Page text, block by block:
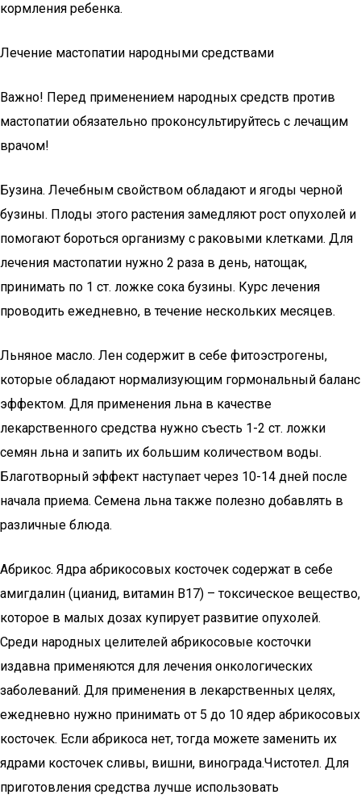
кормления ребенка.
Лечение мастопатии народными средствами
Важно! Перед применением народных средств против
мастопатии обязательно проконсультируйтесь с лечащим
врачом!
Бузина. Лечебным свойством обладают и ягоды черной
бузины. Плоды этого растения замедляют рост опухолей и
помогают бороться организму с раковыми клетками. Для
лечения мастопатии нужно 2 раза в день, натощак,
принимать по 1 ст. ложке сока бузины. Курс лечения
проводить ежедневно, в течение нескольких месяцев.
Льняное масло. Лен содержит в себе фитоэстрогены,
которые обладают нормализующим гормональный баланс
эффектом. Для применения льна в качестве
лекарственного средства нужно съесть 1-2 ст. ложки
семян льна и запить их большим количеством воды.
Благотворный эффект наступает через 10-14 дней после
начала приема. Семена льна также полезно добавлять в
различные блюда.
Абрикос. Ядра абрикосовых косточек содержат в себе
амигдалин (цианид, витамин В17) – токсическое вещество,
которое в малых дозах купирует развитие опухолей.
Среди народных целителей абрикосовые косточки
издавна применяются для лечения онкологических
заболеваний. Для применения в лекарственных целях,
ежедневно нужно принимать от 5 до 10 ядер абрикосовых
косточек. Если абрикоса нет, тогда можете заменить их
ядрами косточек сливы, вишни, винограда.Чистотел. Для
приготовления средства лучше использовать